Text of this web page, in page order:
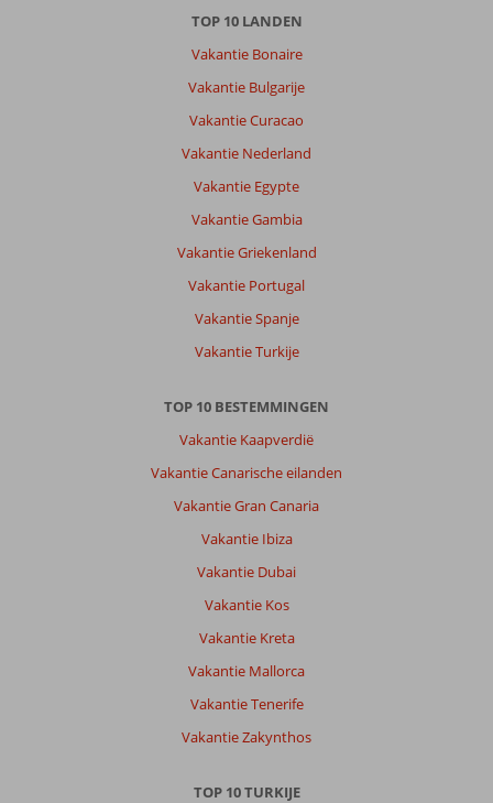
TOP 10 LANDEN
Vakantie Bonaire
Vakantie Bulgarije
Vakantie Curacao
Vakantie Nederland
Vakantie Egypte
Vakantie Gambia
Vakantie Griekenland
Vakantie Portugal
Vakantie Spanje
Vakantie Turkije
TOP 10 BESTEMMINGEN
Vakantie Kaapverdië
Vakantie Canarische eilanden
Vakantie Gran Canaria
Vakantie Ibiza
Vakantie Dubai
Vakantie Kos
Vakantie Kreta
Vakantie Mallorca
Vakantie Tenerife
Vakantie Zakynthos
TOP 10 TURKIJE